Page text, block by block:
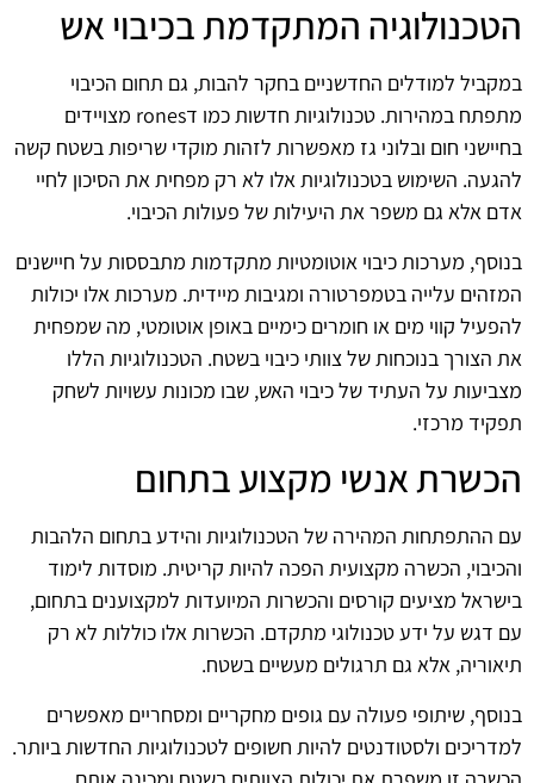
הטכנולוגיה המתקדמת בכיבוי אש
במקביל למודלים החדשניים בחקר להבות, גם תחום הכיבוי
מתפתח במהירות. טכנולוגיות חדשות כמו דrones מצויידים
בחיישני חום ובלוני גז מאפשרות לזהות מוקדי שריפות בשטח קשה
להגעה. השימוש בטכנולוגיות אלו לא רק מפחית את הסיכון לחיי
אדם אלא גם משפר את היעילות של פעולות הכיבוי.
בנוסף, מערכות כיבוי אוטומטיות מתקדמות מתבססות על חיישנים
המזהים עלייה בטמפרטורה ומגיבות מיידית. מערכות אלו יכולות
להפעיל קווי מים או חומרים כימיים באופן אוטומטי, מה שמפחית
את הצורך בנוכחות של צוותי כיבוי בשטח. הטכנולוגיות הללו
מצביעות על העתיד של כיבוי האש, שבו מכונות עשויות לשחק
תפקיד מרכזי.
הכשרת אנשי מקצוע בתחום
עם ההתפתחות המהירה של הטכנולוגיות והידע בתחום הלהבות
והכיבוי, הכשרה מקצועית הפכה להיות קריטית. מוסדות לימוד
בישראל מציעים קורסים והכשרות המיועדות למקצוענים בתחום,
עם דגש על ידע טכנולוגי מתקדם. הכשרות אלו כוללות לא רק
תיאוריה, אלא גם תרגולים מעשיים בשטח.
בנוסף, שיתופי פעולה עם גופים מחקריים ומסחריים מאפשרים
למדריכים ולסטודנטים להיות חשופים לטכנולוגיות החדשות ביותר.